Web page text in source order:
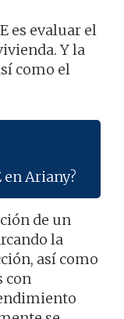
es evaluar el
Y la
como el
en Ariany?
de un
la
así como
con